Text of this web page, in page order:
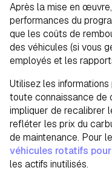
Après la mise en
performances du
que les coûts de
des véhicules (si vous
employés et les
Utilisez les
toute connaissance de
impliquer de recalibrer
refléter les prix du
de maintenance. Pour
véhicules rotatifs
les actifs inutilisés.